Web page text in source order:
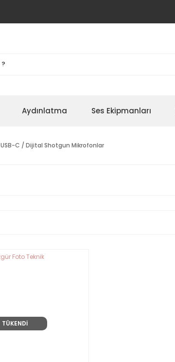
Aydınlatma Ses Ekipmanları
USB-C / Dijital Shotgun Mikrofonlar
TÜKENDİ